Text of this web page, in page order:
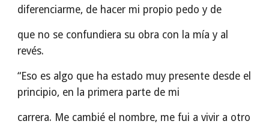
diferenciarme, de hacer mi propio pedo y de
que no se confundiera su obra con la mía y al
revés.
“Eso es algo que ha estado muy presente desde el
principio, en la primera parte de mi
carrera. Me cambié el nombre, me fui a vivir a otro